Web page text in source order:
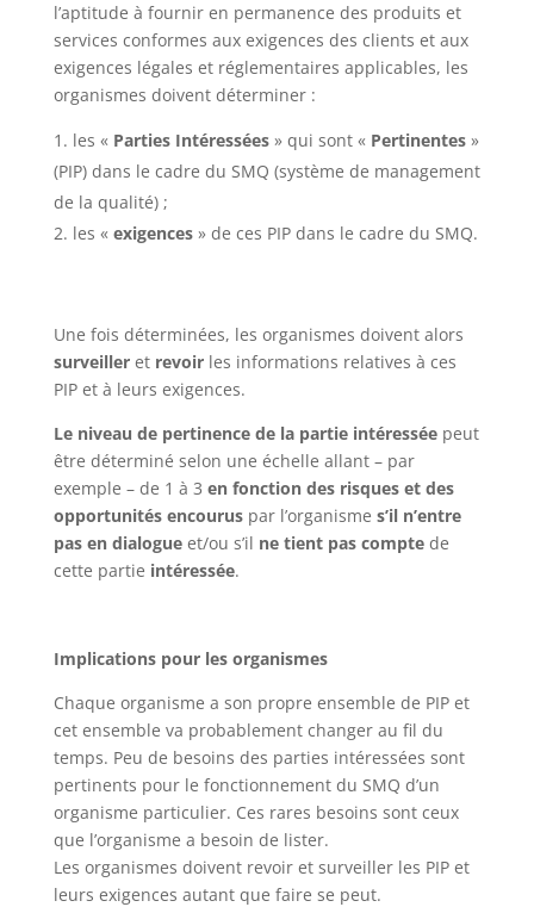
l’aptitude à fournir en permanence des produits et
services conformes aux exigences des clients et aux
exigences légales et réglementaires applicables, les
organismes doivent déterminer :
les « Parties Intéressées» qui sont « Pertinentes»
(PIP) dans le cadre du SMQ (système de management
de la qualité) ;
les « exigences» de ces PIP dans le cadre du SMQ.
Une fois déterminées, les organismes doivent alors
surveilleret revoirles informations relatives à ces
PIP et à leurs exigences.
Le niveau de pertinence de la partie intéressée peut
être déterminé selon une échelle allant – par
exemple – de 1 à 3 en fonction des risques et des
opportunités encourus par l’organisme s’il n’entre
pas en dialogue et/ou s’il ne tient pas compte de
cette partie intéressée.
Implications pour les organismes
Chaque organisme a son propre ensemble de PIP et
cet ensemble va probablement changer au fil du
temps. Peu de besoins des parties intéressées sont
pertinents pour le fonctionnement du SMQ d’un
organisme particulier. Ces rares besoins sont ceux
que l’organisme a besoin de lister.
Les organismes doivent revoir et surveiller les PIP et
leurs exigences autant que faire se peut.